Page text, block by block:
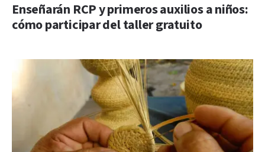
Enseñarán RCP y primeros auxilios a niños:
cómo participar del taller gratuito